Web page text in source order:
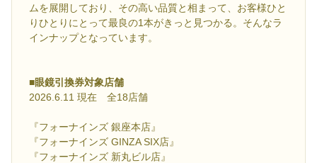
ムを展開しており、その高い品質と相まって、お客様ひと
りひとりにとって最良の1本がきっと見つかる。そんなラ
インナップとなっています。
■眼鏡引換券対象店舗
2026.6.11 現在 全18店舗
『フォーナインズ 銀座本店』
『フォーナインズ GINZA SIX店』
『フォーナインズ 新丸ビル店』